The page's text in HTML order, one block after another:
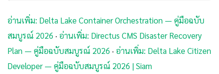
อ่านเพิ่ม: Delta Lake Container Orchestration — คู่มือฉบับ
สมบูรณ์ 2026 · อ่านเพิ่ม: Directus CMS Disaster Recovery
Plan — คู่มือฉบับสมบูรณ์ 2026 · อ่านเพิ่ม: Delta Lake Citizen
Developer — คู่มือฉบับสมบูรณ์ 2026 | Siam